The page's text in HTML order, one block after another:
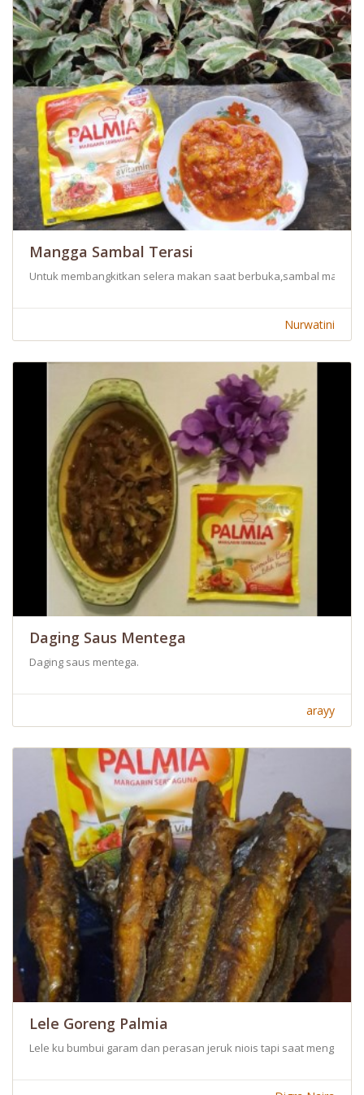
Mangga Sambal Terasi
Untuk membangkitkan selera makan saat berbuka,sambal
Nurwatini
Daging Saus Mentega
Daging saus mentega.
arayy
Lele Goreng Palmia
Lele ku bumbui garam dan perasan jeruk niois tapi saat